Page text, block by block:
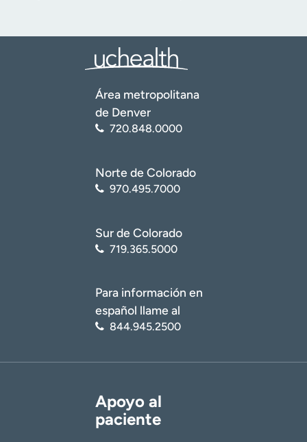
Área metropolitana
de Denver
720.848.0000
Norte de Colorado
970.495.7000
Sur de Colorado
719.365.5000
Para información en
español llame al
844.945.2500
Apoyo al
paciente